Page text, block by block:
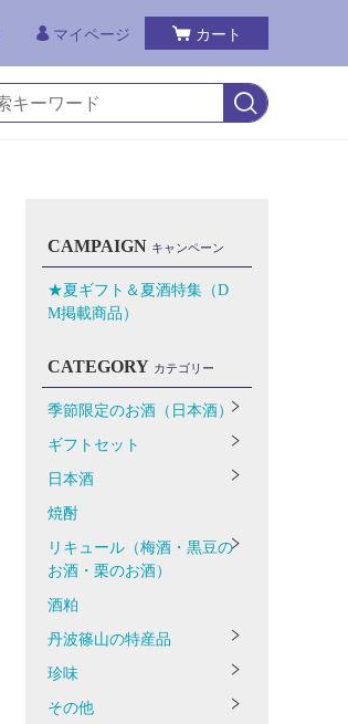
マイページ カート
CAMPAIGN キャンペーン
★夏ギフト＆夏酒特集（D
M掲載商品）
CATEGORY カテゴリー
季節限定のお酒（日本酒）
ギフトセット
日本酒
焼酎
リキュール（梅酒・黒豆の
お酒・栗のお酒）
酒粕
丹波篠山の特産品
珍味
その他